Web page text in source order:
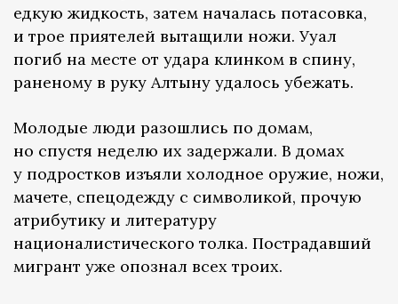
едкую жидкость, затем началась потасовка,
и трое приятелей вытащили ножи. Ууал
погиб на месте от удара клинком в спину,
раненому в руку Алтыну удалось убежать.
Молодые люди разошлись по домам,
но спустя неделю их задержали. В домах
у подростков изъяли холодное оружие, ножи,
мачете, спецодежду с символикой, прочую
атрибутику и литературу
националистического толка. Пострадавший
мигрант уже опознал всех троих.